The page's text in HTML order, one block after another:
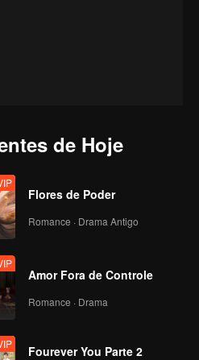
de Hoje
Flores de Poder
Romance · Drama Antigo
Amor Fora de Controle
Romance · Drama
Fourever You Parte 2